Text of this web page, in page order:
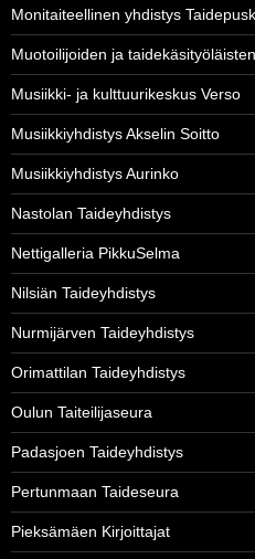
Monitaiteellinen yhdistys
Muotoilijoiden ja
Musiikki- ja kulttuurikeskus Verso
Musiikkiyhdistys Akselin Soitto
Musiikkiyhdistys Aurinko
Nastolan Taideyhdistys
Nettigalleria PikkuSelma
Nilsiän Taideyhdistys
Nurmijärven Taideyhdistys
Orimattilan Taideyhdistys
Oulun Taiteilijaseura
Padasjoen Taideyhdistys
Pertunmaan Taideseura
Pieksämäen Kirjoittajat